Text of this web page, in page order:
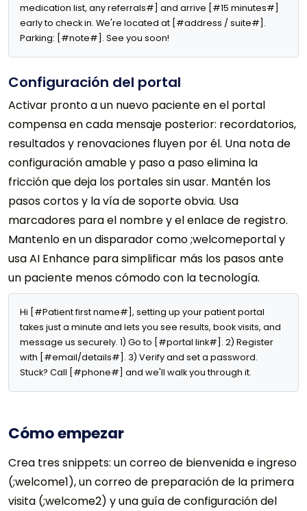
medication list, any referrals#] and arrive [#15 minutes#]
early to check in. We're located at [#address / suite#].
Parking: [#note#]. See you soon!
Configuración del portal
Activar pronto a un nuevo paciente en el portal
compensa en cada mensaje posterior: recordatorios,
resultados y renovaciones fluyen por él. Una nota de
configuración amable y paso a paso elimina la
fricción que deja los portales sin usar. Mantén los
pasos cortos y la vía de soporte obvia. Usa
marcadores para el nombre y el enlace de registro.
Mantenlo en un disparador como ;welcomeportal y
usa AI Enhance para simplificar más los pasos ante
un paciente menos cómodo con la tecnología.
Hi [#Patient first name#], setting up your patient portal
takes just a minute and lets you see results, book visits, and
message us securely. 1) Go to [#portal link#]. 2) Register
with [#email/details#]. 3) Verify and set a password.
Stuck? Call [#phone#] and we'll walk you through it.
Cómo empezar
Crea tres snippets: un correo de bienvenida e ingreso
(;welcome1), un correo de preparación de la primera
visita (;welcome2) y una guía de configuración del